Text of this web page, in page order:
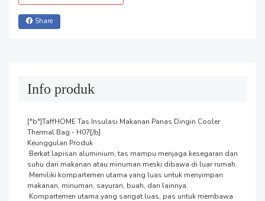
Share
Info produk
["b"]TaffHOME Tas Insulasi Makanan Panas Dingin Cooler
Thermal Bag - H07[/b]
Keunggulan Produk
suhu dari makanan atau minuman meski dibawa di luar rumah.
makanan, minuman, sayuran, buah, dan lainnya.